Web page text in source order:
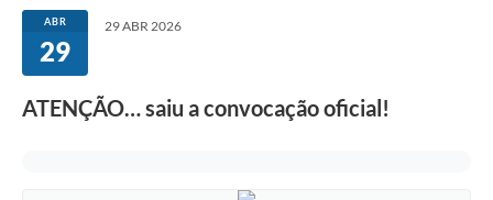
ABR
29
29 ABR 2026
ATENÇÃO… saiu a convocação oficial!